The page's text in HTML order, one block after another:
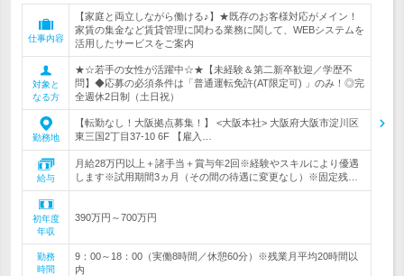
仕事内容
【家庭と両立しながら働ける♪】★既存のお客様対応がメイン！
家賃の集金など賃貸管理に関わる業務に関して、WEBシステムを
活用したサービスをご案内
対象と
なる方
★☆若手の女性が活躍中☆★【未経験＆第二新卒歓迎／学歴不
問】◆応募の必須条件は「普通運転免許(AT限定可) 」のみ！◎完
全週休2日制（土日祝）
勤務地
【転勤なし！大阪拠点募集！】 <大阪本社> 大阪府大阪市淀川区
東三国2丁目37-10 6F 【雇入…
給与
月給28万円以上＋諸手当＋賞与年2回※経験やスキルにより優遇
します※試用期間3ヵ月（その間の待遇に変更なし）※固定残…
初年度
年収
390万円～700万円
勤務
時間
9：00～18：00（実働8時間／休憩60分）※残業月平均20時間以
内